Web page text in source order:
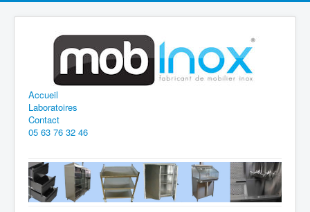
Accueil
Laboratoires
Contact
05 63 76 32 46